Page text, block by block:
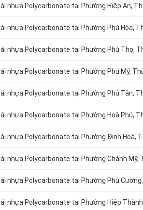
nhựa Polycarbonate tại Phường Hiệp An,
nhựa Polycarbonate tại Phường Phú Hòa,
nhựa Polycarbonate tại Phường Phú Thọ,
nhựa Polycarbonate tại Phường Phú Mỹ,
nhựa Polycarbonate tại Phường Phú Tân,
nhựa Polycarbonate tại Phường Hoà Phú,
nhựa Polycarbonate tại Phường Định Hoà,
nhựa Polycarbonate tại Phường Chánh Mỹ,
nhựa Polycarbonate tại Phường Phú Cường
nhựa Polycarbonate tại Phường Hiệp Thành